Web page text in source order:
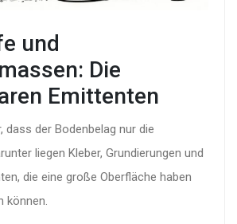
und
Die
Emittenten
dass der Bodenbelag nur die
liegen Kleber, Grundierungen und
die eine große Oberfläche haben
können.